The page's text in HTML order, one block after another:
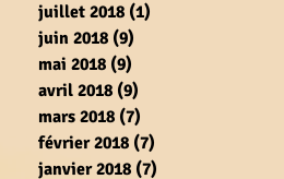
juillet 2018 (1)
juin 2018 (9)
mai 2018 (9)
avril 2018 (9)
mars 2018 (7)
février 2018 (7)
janvier 2018 (7)